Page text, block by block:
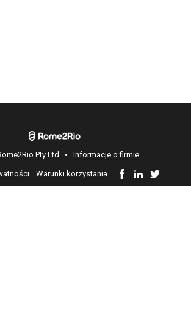
Pty Ltd • Informacje o firmie
Warunki korzystania